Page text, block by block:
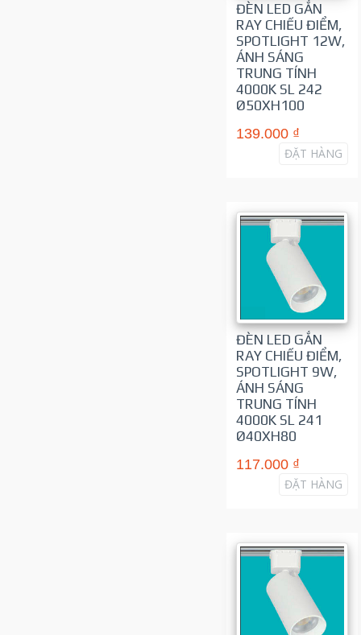
ĐÈN LED GẮN
RAY CHIẾU ĐIỂM,
SPOTLIGHT 12W,
ÁNH SÁNG
TRUNG TÍNH
4000K SL 242
Ø50XH100
139.000 ₫
ĐẶT HÀNG
ĐÈN LED GẮN
RAY CHIẾU ĐIỂM,
SPOTLIGHT 9W,
ÁNH SÁNG
TRUNG TÍNH
4000K SL 241
Ø40XH80
117.000 ₫
ĐẶT HÀNG